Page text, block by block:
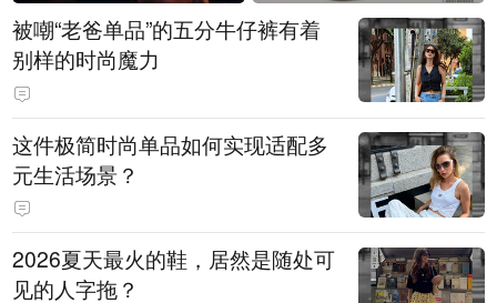
被嘲“老爸单品”的五分牛仔裤有着
别样的时尚魔力
这件极简时尚单品如何实现适配多
元生活场景？
2026夏天最火的鞋，居然是随处可
见的人字拖？